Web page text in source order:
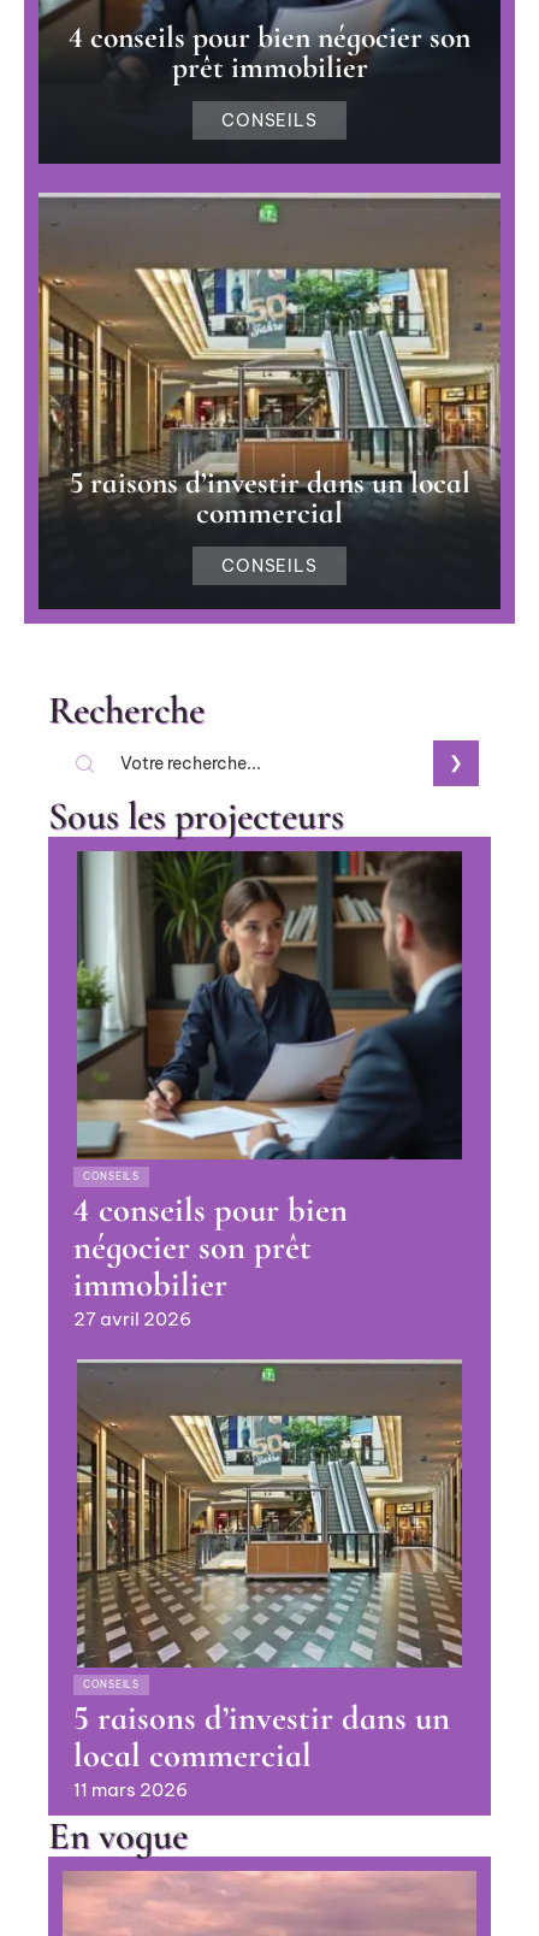
4 conseils pour bien négocier son
prêt immobilier
CONSEILS
5 raisons d’investir dans un local
commercial
CONSEILS
Recherche
Sous les projecteurs
CONSEILS
4 conseils pour bien
négocier son prêt
immobilier
27 avril 2026
CONSEILS
5 raisons d’investir dans un
local commercial
11 mars 2026
En vogue